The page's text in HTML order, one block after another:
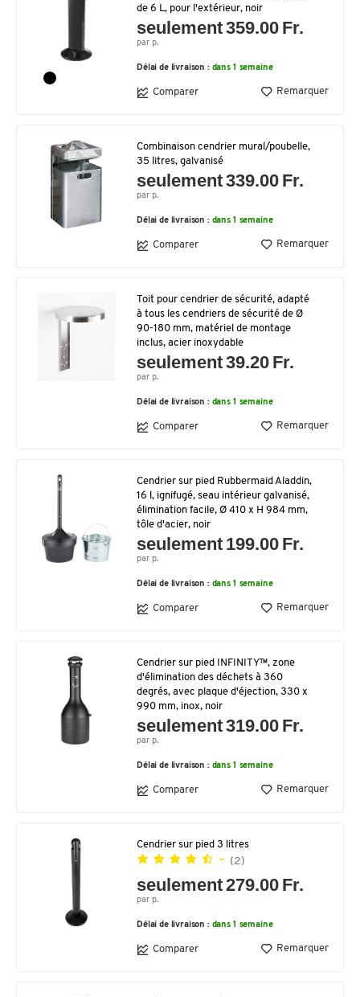
de 6 L, pour l'extérieur, noir
seulement 359.00 Fr.
par p.
Délai de livraison : dans 1 semaine
Comparer Remarquer
Combinaison cendrier mural/poubelle,
35 litres, galvanisé
seulement 339.00 Fr.
par p.
Délai de livraison : dans 1 semaine
Comparer Remarquer
Toit pour cendrier de sécurité, adapté
à tous les cendriers de sécurité de Ø
90-180 mm, matériel de montage
inclus, acier inoxydable
seulement 39.20 Fr.
par p.
Délai de livraison : dans 1 semaine
Comparer Remarquer
Cendrier sur pied Rubbermaid Aladdin,
16 l, ignifugé, seau intérieur galvanisé,
élimination facile, Ø 410 x H 984 mm,
tôle d'acier, noir
seulement 199.00 Fr.
par p.
Délai de livraison : dans 1 semaine
Comparer Remarquer
Cendrier sur pied INFINITY™, zone
d'élimination des déchets à 360
degrés, avec plaque d'éjection, 330 x
990 mm, inox, noir
seulement 319.00 Fr.
par p.
Délai de livraison : dans 1 semaine
Comparer Remarquer
Cendrier sur pied 3 litres
(2)
seulement 279.00 Fr.
par p.
Délai de livraison : dans 1 semaine
Comparer Remarquer